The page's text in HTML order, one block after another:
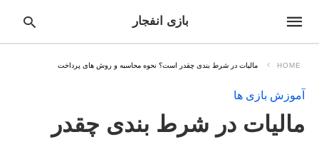
بازی انفجار
HOME مالیات در شرط بندی چقدر است؟ نحوه محاسبه و روش های پرداخت
آموزش بازی ها
مالیات در شرط بندی چقدر